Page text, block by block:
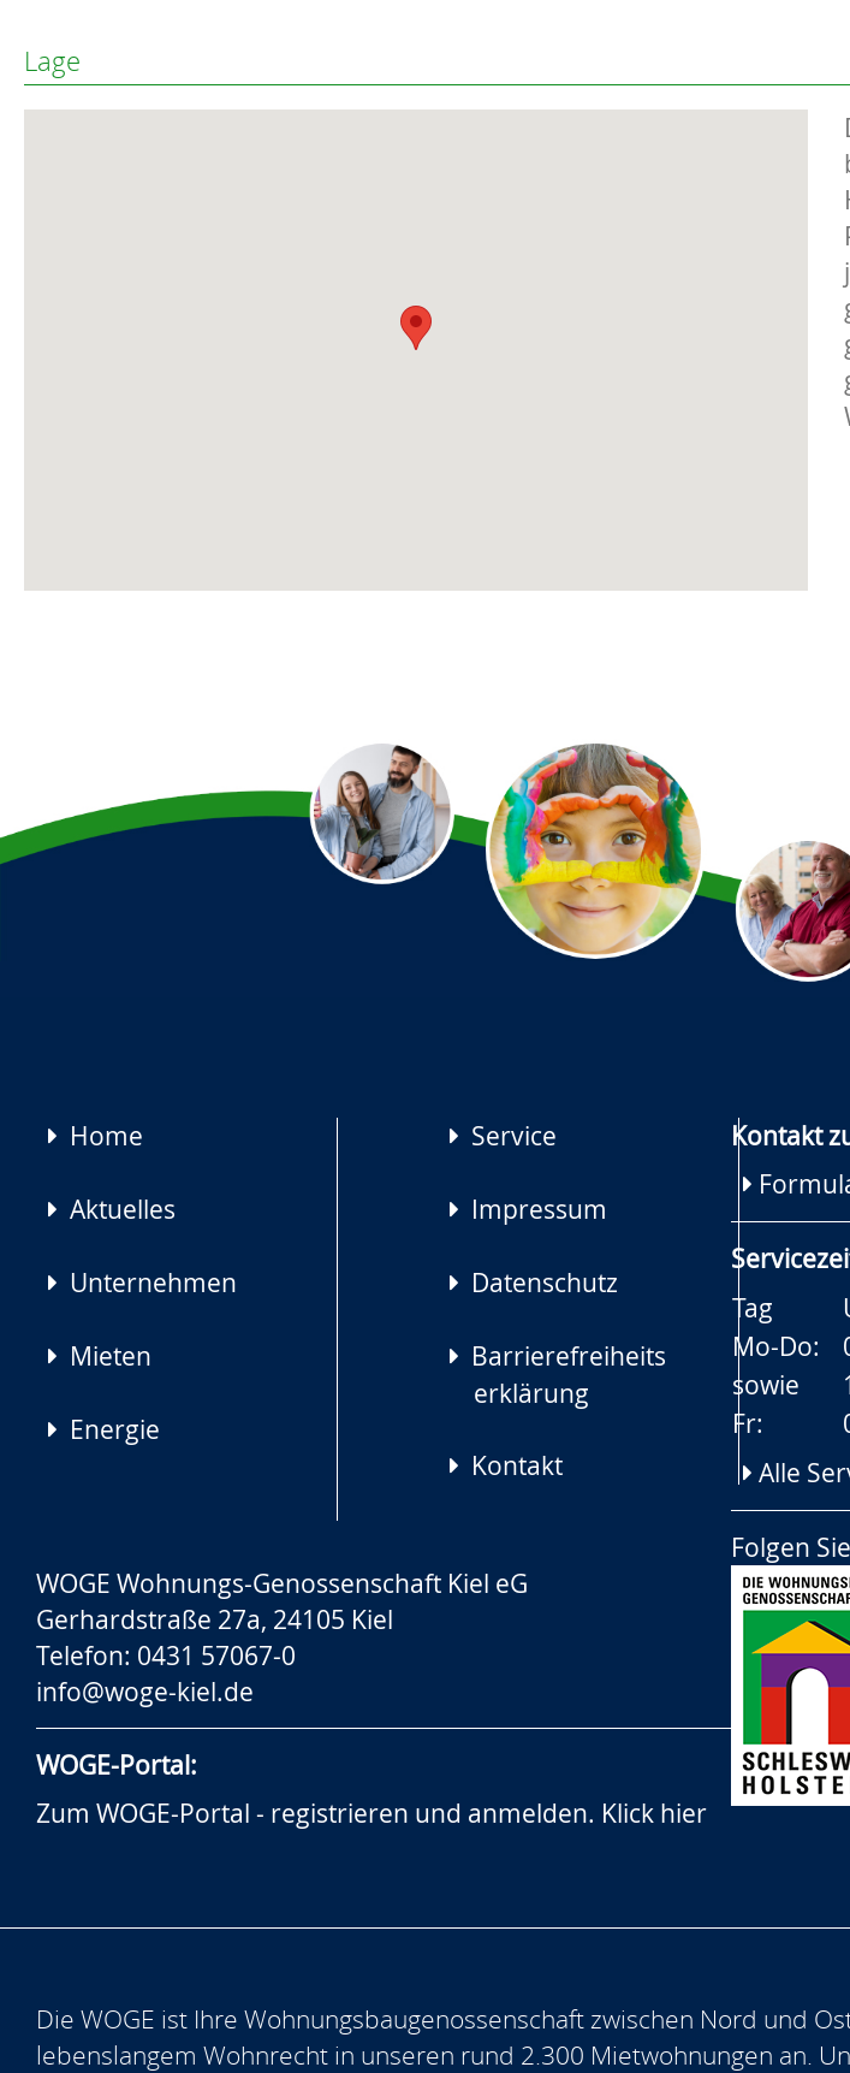
Lage
Navigation
Home
Aktuelles
Unternehmen
Mieten
Energie
Service
Impressum
Datenschutz
Barrierefreiheits
erklärung
Kontakt
Kontakt
Tag
Mo-Do:
sowie
Fr:
Alle
Folgen
WOGE Wohnungs-Genossenschaft Kiel eG
Gerhardstraße 27a, 24105 Kiel
Telefon: 0431 57067-0
info@woge-kiel.de
WOGE-Portal:
Zum WOGE-Portal - registrieren und anmelden. Klick hier
Die WOGE ist Ihre Wohnungsbaugenossenschaft zwischen Nord und
lebenslangem Wohnrecht in unseren rund 2.300 Mietwohnungen an.